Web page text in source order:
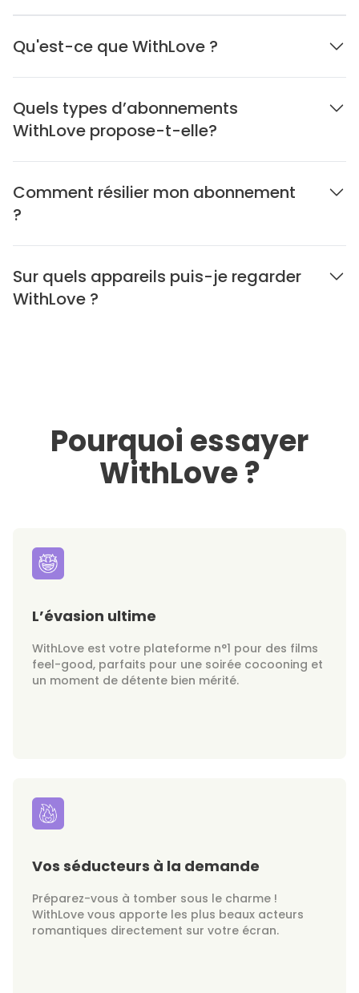
Qu'est-ce que WithLove ?
Quels types d’abonnements
WithLove propose-t-elle?
Comment résilier mon abonnement
?
Sur quels appareils puis-je regarder
WithLove ?
Pourquoi essayer
WithLove ?
L’évasion ultime
WithLove est votre plateforme n°1 pour des films
feel-good, parfaits pour une soirée cocooning et
un moment de détente bien mérité.
Vos séducteurs à la demande
Préparez-vous à tomber sous le charme !
WithLove vous apporte les plus beaux acteurs
romantiques directement sur votre écran.